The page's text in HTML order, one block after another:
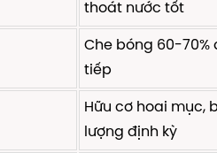
thoát nước tốt
Che bóng 60-70%
tiếp
Hữu cơ hoai mục,
lượng định kỳ